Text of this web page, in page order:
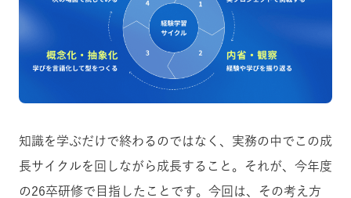
知識を学ぶだけで終わるのではなく、実務の中でこの成
長サイクルを回しながら成長すること。それが、今年度
の26卒研修で目指したことです。今回は、その考え方